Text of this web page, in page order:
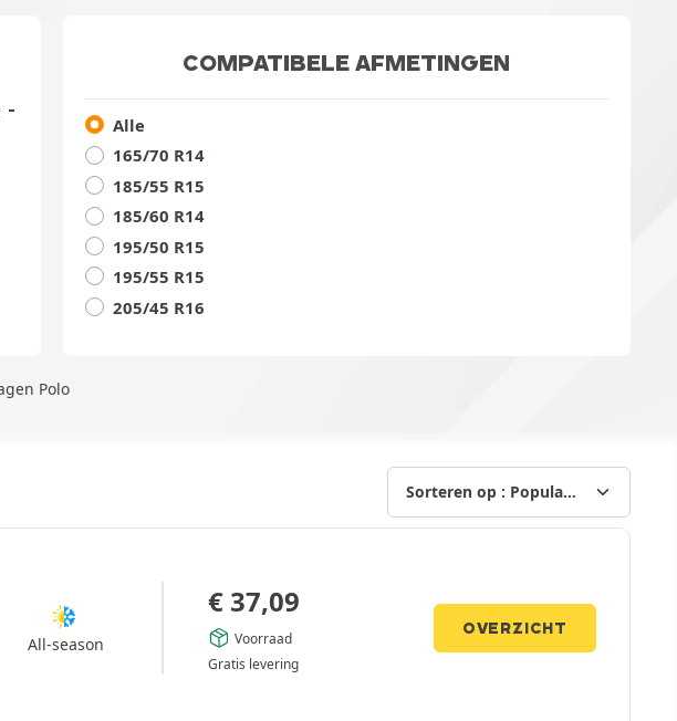
-
COMPATIBELE AFMETINGEN
Alle
165/70 R14
185/55 R15
185/60 R14
195/50 R15
195/55 R15
205/45 R16
Polo
All-season
€ 37,09
Voorraad
Gratis levering
OVERZICHT